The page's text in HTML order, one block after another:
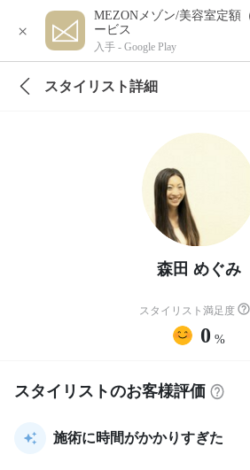
×
MEZONメゾン/美容室定額
ービス
入手 - Google Play
スタイリスト詳細
森田 めぐみ
スタイリスト満足度
0 %
スタイリストのお客様評価
施術に時間がかかりすぎた